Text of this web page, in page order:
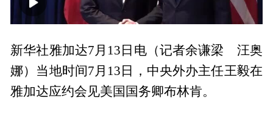
00:00
新华社雅加达7月13日电（记者余谦梁 汪奥
娜）当地时间7月13日，中央外办主任王毅在
雅加达应约会见美国国务卿布林肯。